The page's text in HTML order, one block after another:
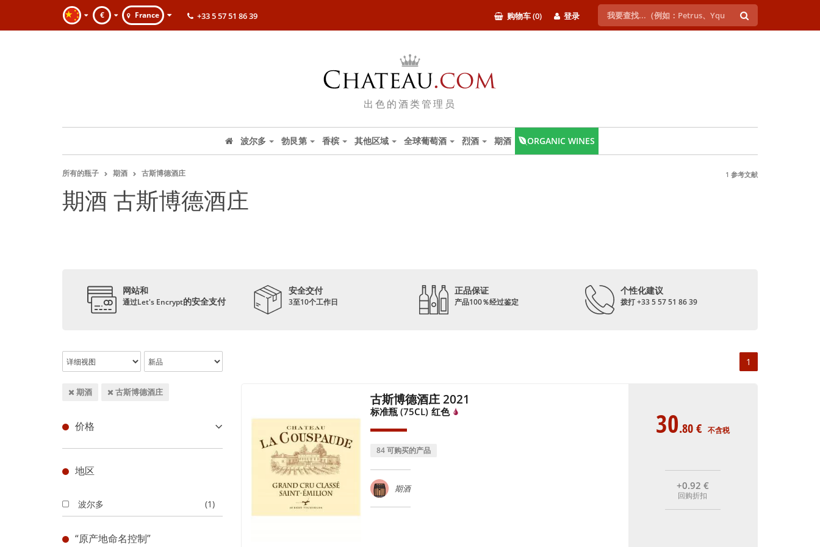
€ France 登录
购物车 (0)
+33 5 57 51 86 39
出色的酒类管理员
波尔多 勃艮第 香槟 其他区域 全球葡萄酒 烈酒 期酒 ORGANIC WINES
所有的瓶子 期酒 古斯博德酒庄 1 参考文献
期酒 古斯博德酒庄
网站和
通过Let's Encrypt的安全支付
安全交付
3至10个工作日
正品保证
产品100％经过鉴定
个性化建议
拨打 +33 5 57 51 86 39
1
期酒 古斯博德酒庄
价格
地区
波尔多 (1)
“原产地命名控制”
古斯博德酒庄 2021
标准瓶 (75CL) 红色
84 可购买的产品
期酒
30.80€ 不含税
+0.92 €
回购折扣